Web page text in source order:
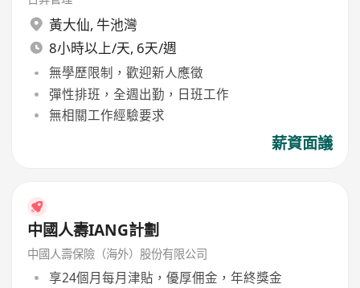
黃大仙, 牛池灣
8小時以上/天, 6天/週
無學歷限制，歡迎新人應徵
彈性排班，全週出勤，日班工作
無相關工作經驗要求
薪資面議
中國人壽IANG計劃
中國人壽保險（海外）股份有限公司
享24個月每月津貼，優厚佣金，年終獎金